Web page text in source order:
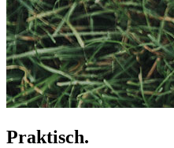
Praktisch.